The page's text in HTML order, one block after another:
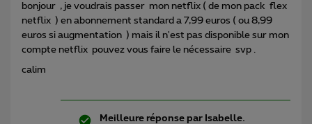
bonjour , je voudrais passer mon netflix ( de mon pack flex
netflix ) en abonnement standard a 7,99 euros ( ou 8,99
euros si augmentation ) mais il n'est pas disponible sur mon
compte netflix pouvez vous faire le nécessaire svp .
calim
Meilleure réponse par Isabelle.